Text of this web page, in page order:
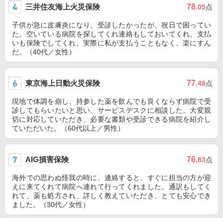
三井住友海上火災保険 78.05点
子供が急に皮膚炎になり、受診したかったが、祝日で困ってい
た。空いている病院を探してくれ連絡もしておいてくれ、支払
いも保険でしてくれ、実際に私が支払うこともなく、楽にすん
だ。（40代／女性）
東京海上日動火災保険 77.48点
現地で体調を崩し、持参した薬を飲んでも良くならず病院で受
診してもらいたいと思い、サービスデスクに相談した。大変親
切に対応していただき、必要な書類や受診できる病院を紹介し
ていただいた。（60代以上／男性）
AIG損害保険 76.83点
海外での思わぬ怪我の時に、連絡すると、すぐに担当の方が迎
えに来てくれて病院へ連れて行ってくれました。通訳もしてく
れて、薬も処方され、詳しく教えていただき、とても安心でき
ました。（30代／女性）